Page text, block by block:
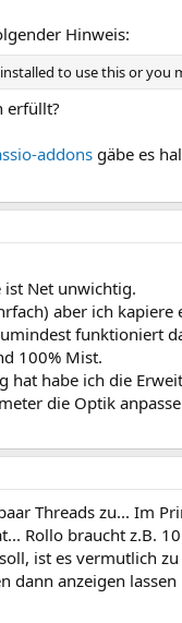
Hinweis:
installed to use this or you
erfüllt?
addons gäbe es
ist Net unwichtig.
aber ich
funktioniert
100% Mist.
hat habe ich die
die Optik
Threads zu... Im
Rollo braucht z.B.
ist es vermutlich
dann anzeigen